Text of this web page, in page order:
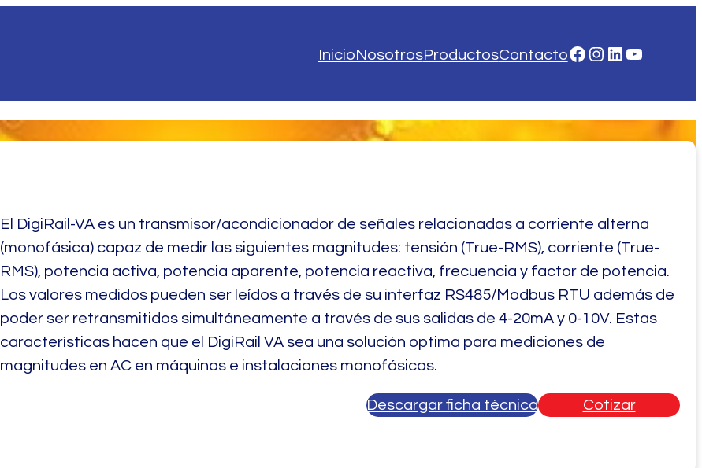
InicioNosotrosProductosContactoFacebook
Instagram
LinkedIn
YouTube
El DigiRail-VA es un transmisor/acondicionador de señales relacionadas a corriente alterna
(monofásica) capaz de medir las siguientes magnitudes: tensión (True-RMS), corriente (True-
RMS), potencia activa, potencia aparente, potencia reactiva, frecuencia y factor de potencia.
Los valores medidos pueden ser leídos a través de su interfaz RS485/Modbus RTU además de
poder ser retransmitidos simultáneamente a través de sus salidas de 4-20mA y 0-10V. Estas
características hacen que el DigiRail VA sea una solución optima para mediciones de
magnitudes en AC en máquinas e instalaciones monofásicas.
Descargar ficha técnica Cotizar